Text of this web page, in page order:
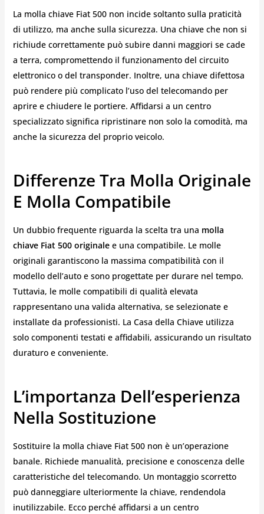
La molla chiave Fiat 500 non incide soltanto sulla praticità
di utilizzo, ma anche sulla sicurezza. Una chiave che non si
richiude correttamente può subire danni maggiori se cade
a terra, compromettendo il funzionamento del circuito
elettronico o del transponder. Inoltre, una chiave difettosa
può rendere più complicato l’uso del telecomando per
aprire e chiudere le portiere. Affidarsi a un centro
specializzato significa ripristinare non solo la comodità, ma
anche la sicurezza del proprio veicolo.
Differenze Tra Molla Originale
E Molla Compatibile
Un dubbio frequente riguarda la scelta tra una molla
chiave Fiat 500 originalee una compatibile. Le molle
originali garantiscono la massima compatibilità con il
modello dell’auto e sono progettate per durare nel tempo.
Tuttavia, le molle compatibili di qualità elevata
rappresentano una valida alternativa, se selezionate e
installate da professionisti. La Casa della Chiave utilizza
solo componenti testati e affidabili, assicurando un risultato
duraturo e conveniente.
L’importanza Dell’esperienza
Nella Sostituzione
Sostituire la molla chiave Fiat 500 non è un’operazione
banale. Richiede manualità, precisione e conoscenza delle
caratteristiche del telecomando. Un montaggio scorretto
può danneggiare ulteriormente la chiave, rendendola
inutilizzabile. Ecco perché affidarsi a un centro